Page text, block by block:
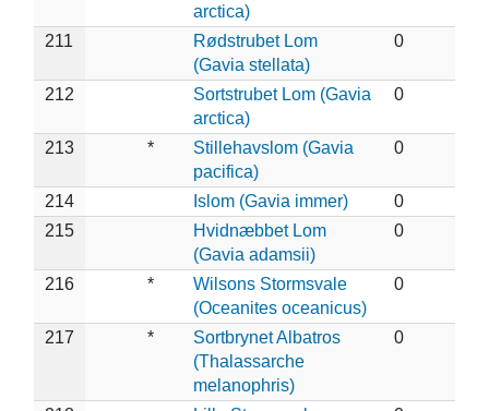
arctica)
211
Rødstrubet Lom
(Gavia stellata)
0
212
Sortstrubet Lom (Gavia
arctica)
0
213 *
Stillehavslom (Gavia
pacifica)
0
214 Islom (Gavia immer)
0
215
Hvidnæbbet Lom
(Gavia adamsii)
0
216 *
Wilsons Stormsvale
(Oceanites oceanicus)
0
217 *
Sortbrynet Albatros
(Thalassarche
melanophris)
0